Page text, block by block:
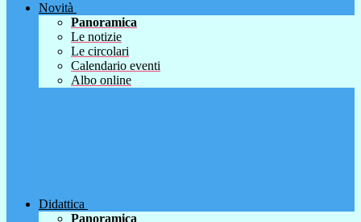
Novità
Panoramica
Le notizie
Le circolari
Calendario eventi
Albo online
Didattica
Panoramica